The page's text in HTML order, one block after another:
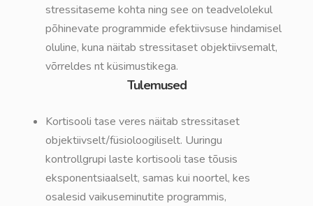
stressitaseme kohta ning see on teadvelolekul
põhinevate programmide efektiivsuse hindamisel
oluline, kuna näitab stressitaset objektiivsemalt,
võrreldes nt küsimustikega.
Tulemused
Kortisooli tase veres näitab stressitaset
objektiivselt/füsioloogiliselt. Uuringu
kontrollgrupi laste kortisooli tase tõusis
eksponentsiaalselt, samas kui noortel, kes
osalesid vaikuseminutite programmis,